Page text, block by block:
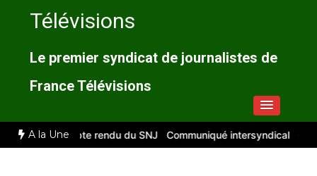
Télévisions
Le premier syndicat de journalistes de
France Télévisions
A la Une
2026 : compte rendu du SNJ Communiqué intersyndical